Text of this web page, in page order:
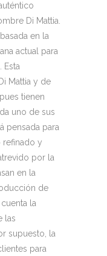
Di Mattia.
en la
actual para
Esta
Mattia y de
tienen
uno de sus
pensada para
refinado y
por la
en la
de
la
las
supuesto, la
para